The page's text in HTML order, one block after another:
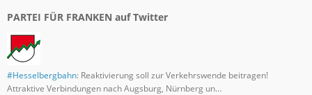
PARTEI FÜR FRANKEN auf Twitter
#Hesselbergbahn: Reaktivierung soll zur Verkehrswende beitragen!
Attraktive Verbindungen nach Augsburg, Nürnberg un…